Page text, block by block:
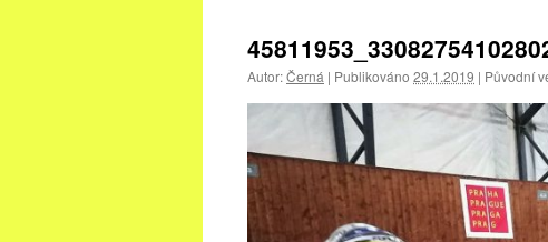
Autor:Černá | Publikováno 29.1.2019 | Původní